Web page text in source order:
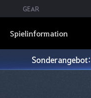
GEAR
Spielinformation